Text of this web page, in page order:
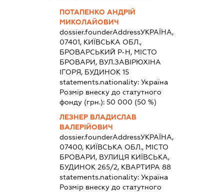
ПОТАПЕНКО АНДРІЙ
МИКОЛАЙОВИЧ
dossier.founderAddressУКРАЇНА,
07401, КИЇВСЬКА ОБЛ.,
БРОВАРСЬКИЙ Р-Н, МІСТО
БРОВАРИ, ВУЛ.ЗАВІРЮХІНА
ІГОРЯ, БУДИНОК 15
statements.nationality:Україна
Розмір внеску до статутного
фонду (грн.):50 000 (50 %)
ЛЕЗНЕР ВЛАДИСЛАВ
ВАЛЕРІЙОВИЧ
dossier.founderAddressУКРАЇНА,
07400, КИЇВСЬКА ОБЛ., МІСТО
БРОВАРИ, ВУЛИЦЯ КИЇВСЬКА,
БУДИНОК 265/2, КВАРТИРА 88
statements.nationality:Україна
Розмір внеску до статутного